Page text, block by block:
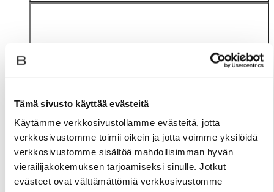
Tämä sivusto käyttää evästeitä
Käytämme verkkosivustollamme evästeitä, jotta
verkkosivustomme toimii oikein ja jotta voimme yksilöidä
verkkosivustomme sisältöä mahdollisimman hyvän
vierailijakokemuksen tarjoamiseksi sinulle. Jotkut
evästeet ovat välttämättömiä verkkosivustomme
Materiaali